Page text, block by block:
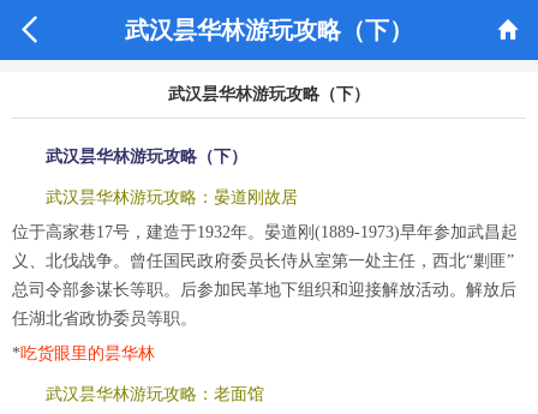
 武汉昙华林游玩攻略（下） 
武汉昙华林游玩攻略（下）
武汉昙华林游玩攻略（下）
武汉昙华林游玩攻略：晏道刚故居
位于高家巷17号，建造于1932年。晏道刚(1889-1973)早年参加武昌起
义、北伐战争。曾任国民政府委员长侍从室第一处主任，西北“剿匪”
总司令部参谋长等职。后参加民革地下组织和迎接解放活动。解放后
任湖北省政协委员等职。
*吃货眼里的昙华林
武汉昙华林游玩攻略：老面馆